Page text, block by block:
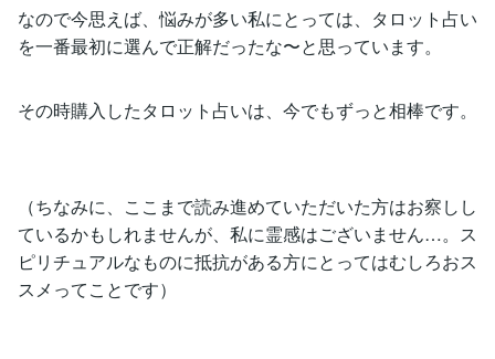
なので今思えば、悩みが多い私にとっては、タロット占い
を一番最初に選んで正解だったな〜と思っています。
その時購入したタロット占いは、今でもずっと相棒です。
（ちなみに、ここまで読み進めていただいた方はお察しし
ているかもしれませんが、私に霊感はございません…。ス
ピリチュアルなものに抵抗がある方にとってはむしろおス
スメってことです）